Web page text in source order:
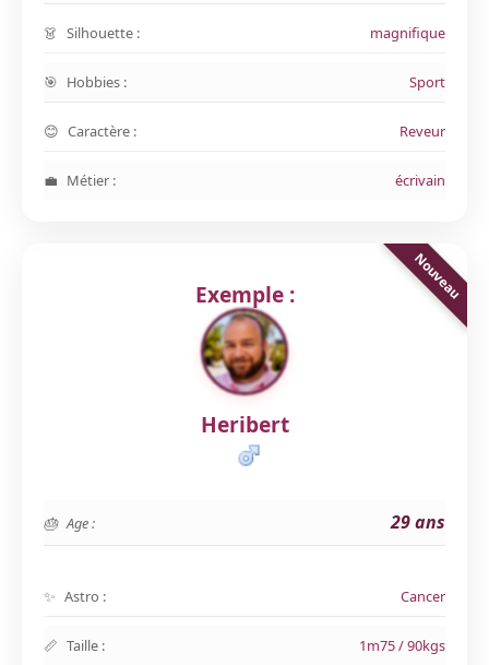
Silhouette : magnifique
Hobbies : Sport
Caractère : Reveur
Métier : écrivain
Exemple :
Heribert
Age : 29 ans
Astro : Cancer
Taille : 1m75 / 90kgs